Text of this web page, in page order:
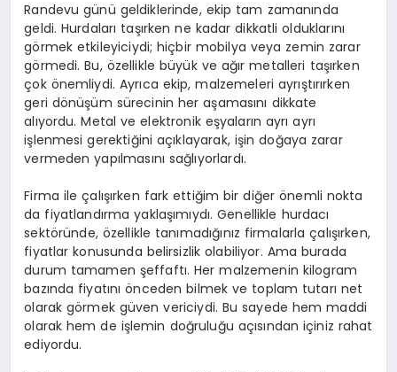
Randevu günü geldiklerinde, ekip tam zamanında
geldi. Hurdaları taşırken ne kadar dikkatli olduklarını
görmek etkileyiciydi; hiçbir mobilya veya zemin zarar
görmedi. Bu, özellikle büyük ve ağır metalleri taşırken
çok önemliydi. Ayrıca ekip, malzemeleri ayrıştırırken
geri dönüşüm sürecinin her aşamasını dikkate
alıyordu. Metal ve elektronik eşyaların ayrı ayrı
işlenmesi gerektiğini açıklayarak, işin doğaya zarar
vermeden yapılmasını sağlıyorlardı.
Firma ile çalışırken fark ettiğim bir diğer önemli nokta
da fiyatlandırma yaklaşımıydı. Genellikle hurdacı
sektöründe, özellikle tanımadığınız firmalarla çalışırken,
fiyatlar konusunda belirsizlik olabiliyor. Ama burada
durum tamamen şeffaftı. Her malzemenin kilogram
bazında fiyatını önceden bilmek ve toplam tutarı net
olarak görmek güven vericiydi. Bu sayede hem maddi
olarak hem de işlemin doğruluğu açısından içiniz rahat
ediyordu.